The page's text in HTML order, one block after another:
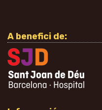
A benefici de: